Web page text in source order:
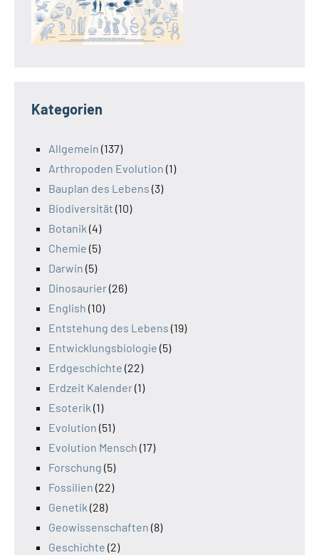
Kategorien
Allgemein (137)
Arthropoden Evolution (1)
Bauplan des Lebens (3)
Biodiversität (10)
Botanik (4)
Chemie (5)
Darwin (5)
Dinosaurier(26)
English (10)
Entstehung des Lebens (19)
Entwicklungsbiologie (5)
Erdgeschichte (22)
Erdzeit Kalender(1)
Esoterik (1)
Evolution (51)
Evolution Mensch (17)
Forschung (5)
Fossilien (22)
Genetik (28)
Geowissenschaften (8)
Geschichte (2)